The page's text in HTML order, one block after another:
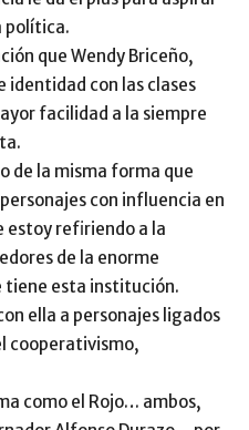
política.
que Wendy Briceño,
identidad con las clases
facilidad a la siempre
de la misma forma que
con influencia en
refiriendo a la
de la enorme
tiene esta institución.
ella a personajes ligados
cooperativismo,
como el Rojo… ambos,